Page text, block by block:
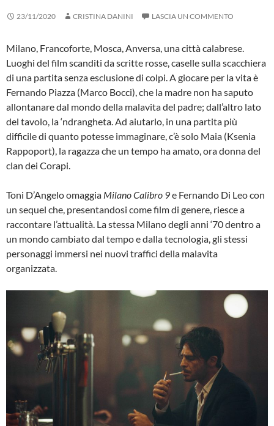
23/11/2020 CRISTINA DANINI LASCIA UN COMMENTO
Milano, Francoforte, Mosca, Anversa, una città calabrese.
Luoghi del film scanditi da scritte rosse, caselle sulla scacchiera
di una partita senza esclusione di colpi. A giocare per la vita è
Fernando Piazza (Marco Bocci), che la madre non ha saputo
allontanare dal mondo della malavita del padre; dall’altro lato
del tavolo, la ‘ndrangheta. Ad aiutarlo, in una partita più
difficile di quanto potesse immaginare, c’è solo Maia (Ksenia
Rappoport), la ragazza che un tempo ha amato, ora donna del
clan dei Corapi.
Toni D’Angelo omaggia Milano Calibro 9e Fernando Di Leo con
un sequel che, presentandosi come film di genere, riesce a
raccontare l’attualità. La stessa Milano degli anni ‘70 dentro a
un mondo cambiato dal tempo e dalla tecnologia, gli stessi
personaggi immersi nei nuovi traffici della malavita
organizzata.